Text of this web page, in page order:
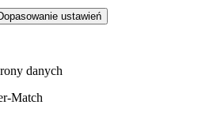
ustawień
danych
Match